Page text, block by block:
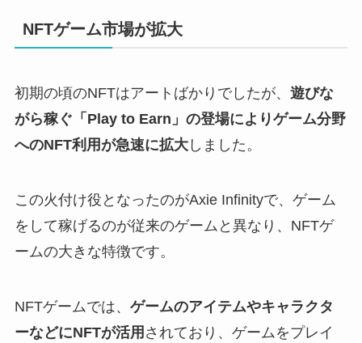
NFTゲーム市場が拡大
初期の頃のNFTはアートばかりでしたが、 遊びな
がら稼ぐ「Play to Earn」の登場によりゲーム分野
へのNFT利用が急速に拡大しました。
この火付け役となったのがAxie Infinityで、ゲーム
をして稼げるのが従来のゲームと異なり、NFTゲ
ームの大きな特徴です。
NFTゲームでは、 ゲームのアイテムやキャラクタ
ーなどにNFTが活用 されており、ゲームをプレイ